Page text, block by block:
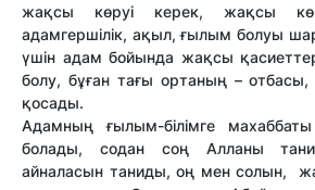
жақсы көруі керек, жақсы
адамгершілік, ақыл, ғылым болуы
үшін адам бойында жақсы
болу, бұған тағы ортаның – отбасы,
қосады.
Адамның ғылым-білімге
болады, содан соң Алланы
айналасын таниды, оң мен солын,